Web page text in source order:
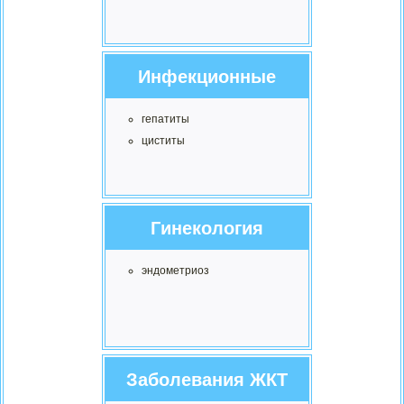
Инфекционные
гепатиты
циститы
Гинекология
эндометриоз
Заболевания ЖКТ